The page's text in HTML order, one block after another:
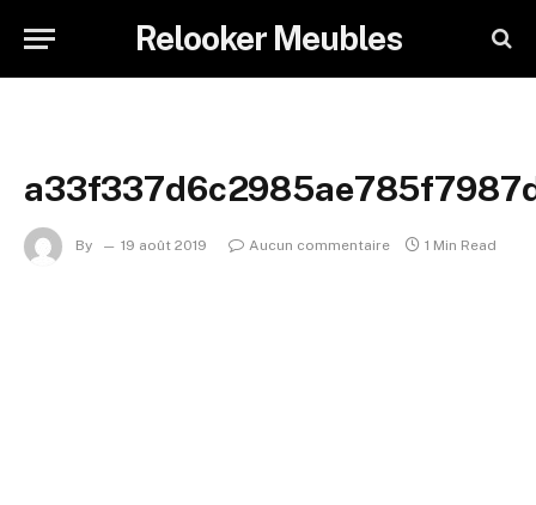
Relooker Meubles
By 19 août 2019 Aucun commentaire 1 Min Read